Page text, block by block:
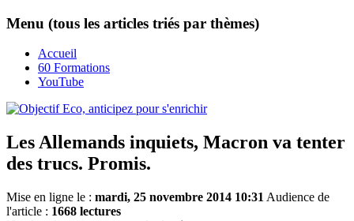
Menu (tous les articles triés par thèmes)
Accueil
60 Formations
YouTube
Les Allemands inquiets, Macron va tenter
des trucs. Promis.
Mise en ligne le : mardi, 25 novembre 2014 10:31 Audience de
l'article : 1668 lectures